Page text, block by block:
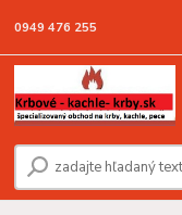
0949 476 255